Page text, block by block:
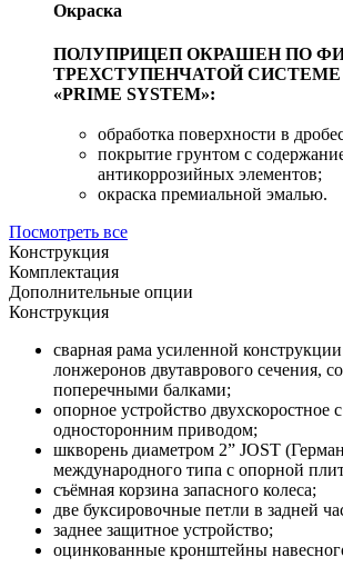
Окраска
ПОЛУПРИЦЕП ОКРАШЕН ПО
ТРЕХСТУПЕНЧАТОЙ
«PRIME SYSTEM»:
обработка поверхности в
покрытие грунтом с
антикоррозийных элементов;
окраска премиальной эмалью.
Посмотреть все
Конструкция
Комплектация
Дополнительные опции
Конструкция
сварная рама усиленной
лонжеронов двутаврового сечения,
поперечными балками;
опорное устройство двухскоростное
односторонним приводом;
шкворень диаметром 2” JOST
международного типа с опорной
съёмная корзина запасного колеса;
две буксировочные петли в задней
заднее защитное устройство;
оцинкованные кронштейны